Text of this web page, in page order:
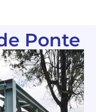
Ponte